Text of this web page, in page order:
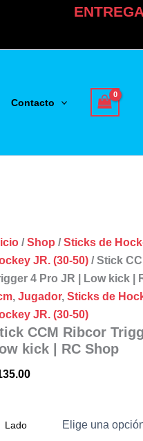
Contacto
/Shop /Sticks de
JR. (30-50)/ Stick
4 Pro JR | Low kick |
, Jugador, Sticks de
JR. (30-50)
CCM Ribcor
kick | RC Shop
Lado